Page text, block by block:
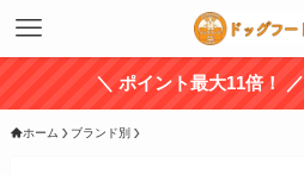
＼ ポイント最大11倍！ ／
ホーム ブランド別